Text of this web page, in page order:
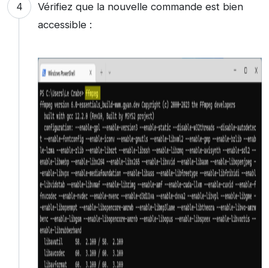
Vérifiez que la nouvelle commande est bien
accessible :